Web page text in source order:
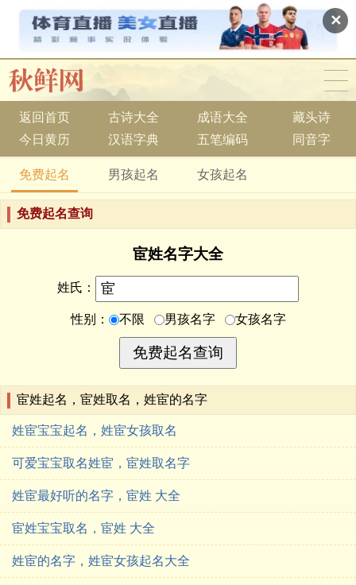
✕
返回首页 古诗大全 成语大全
藏头诗
今日黄历
汉语字典 五笔编码 同音字
免费起名 男孩起名 女孩起名
免费起名查询
宦姓名字大全
姓氏：
性别： 不限 男孩名字 女孩名字
宦姓起名，宦姓取名，姓宦的名字
姓宦宝宝起名，姓宦女孩取名
可爱宝宝取名姓宦，宦姓取名字
姓宦最好听的名字，宦姓 大全
宦姓宝宝取名，宦姓 大全
姓宦的名字，姓宦女孩起名大全